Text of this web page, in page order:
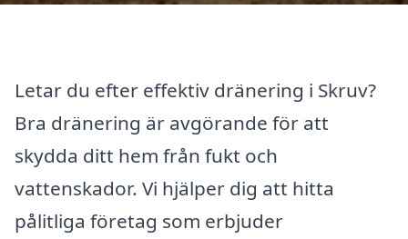
Letar du efter effektiv dränering i Skruv?
Bra dränering är avgörande för att
skydda ditt hem från fukt och
vattenskador. Vi hjälper dig att hitta
pålitliga företag som erbjuder